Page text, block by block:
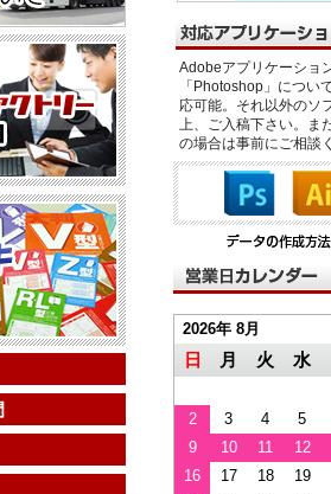
Adobeアプリケーショ
「Photoshop」につい
応可能。それ以外のソ
上、ご入稿下さい。ま
の場合は事前にご相談
2026年 8月
日 月 火 水
2 3 4
5
9
10 11
12
16
17 18
19